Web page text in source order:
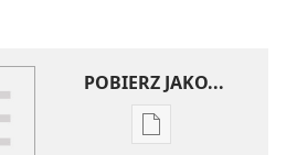
POBIERZ JAKO...
Ustawienia